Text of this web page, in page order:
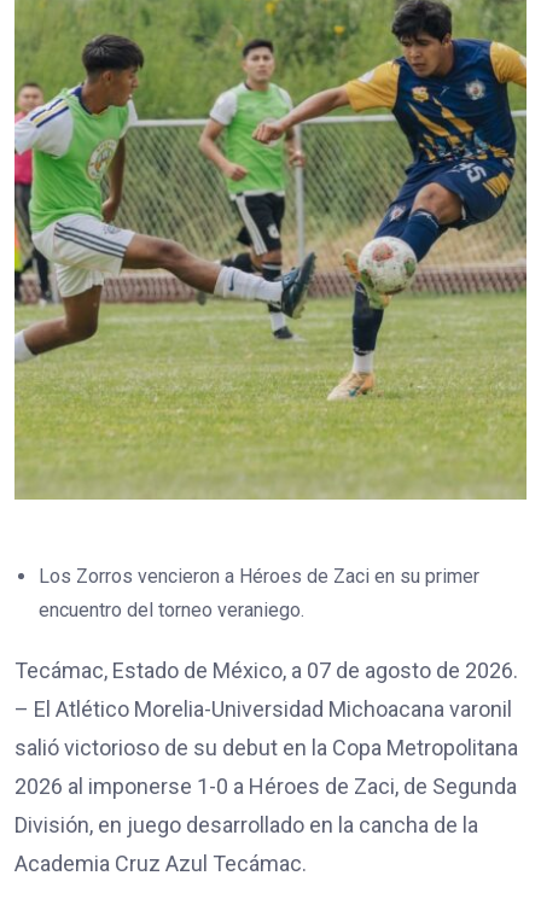
Los Zorros vencieron a Héroes de Zaci en su primer
encuentro del torneo veraniego.
Tecámac, Estado de México, a 07 de agosto de 2026.
– El Atlético Morelia-Universidad Michoacana varonil
salió victorioso de su debut en la Copa Metropolitana
2026 al imponerse 1-0 a Héroes de Zaci, de Segunda
División, en juego desarrollado en la cancha de la
Academia Cruz Azul Tecámac.